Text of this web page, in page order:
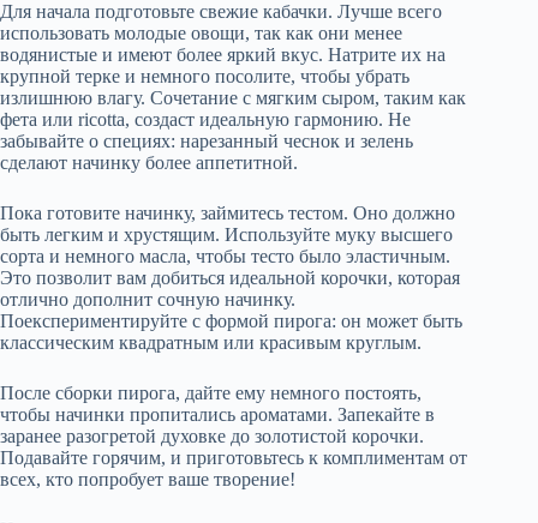
Для начала подготовьте свежие кабачки. Лучше всего
использовать молодые овощи, так как они менее
водянистые и имеют более яркий вкус. Натрите их на
крупной терке и немного посолите, чтобы убрать
излишнюю влагу. Сочетание с мягким сыром, таким как
фета или ricotta, создаст идеальную гармонию. Не
забывайте о специях: нарезанный чеснок и зелень
сделают начинку более аппетитной.
Пока готовите начинку, займитесь тестом. Оно должно
быть легким и хрустящим. Используйте муку высшего
сорта и немного масла, чтобы тесто было эластичным.
Это позволит вам добиться идеальной корочки, которая
отлично дополнит сочную начинку.
Поекспериментируйте с формой пирога: он может быть
классическим квадратным или красивым круглым.
После сборки пирога, дайте ему немного постоять,
чтобы начинки пропитались ароматами. Запекайте в
заранее разогретой духовке до золотистой корочки.
Подавайте горячим, и приготовьтесь к комплиментам от
всех, кто попробует ваше творение!